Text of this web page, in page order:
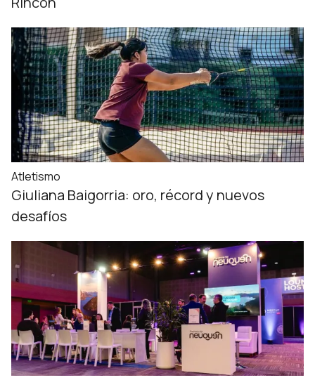
Atletismo
Giuliana Baigorria: oro, récord y nuevos
desafíos